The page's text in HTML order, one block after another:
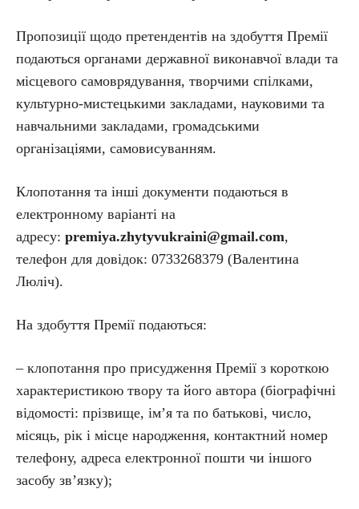
Пропозиції щодо претендентів на здобуття Премії
подаються органами державної виконавчої влади та
місцевого самоврядування, творчими спілками,
культурно-мистецькими закладами, науковими та
навчальними закладами, громадськими
організаціями, самовисуванням.
Клопотання та інші документи подаються в
електронному варіанті на
адресу: premiya.zhytyvukraini@gmail.com,
телефон для довідок: 0733268379 (Валентина
Люліч).
На здобуття Премії подаються:
– клопотання про присудження Премії з короткою
характеристикою твору та його автора (біографічні
відомості: прізвище, ім’я та по батькові, число,
місяць, рік і місце народження, контактний номер
телефону, адреса електронної пошти чи іншого
засобу зв’язку);